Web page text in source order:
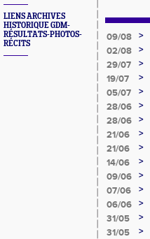
LIENS ARCHIVES
HISTORIQUE GDM-
RÉSULTATS-PHOTOS-
RÉCITS
09/08 >
02/08
>
29/07 >
19/07
>
05/07
>
28/06 >
28/06
>
21/06
>
21/06
>
14/06
>
09/06
>
07/06
>
06/06
>
31/05
>
31/05
>